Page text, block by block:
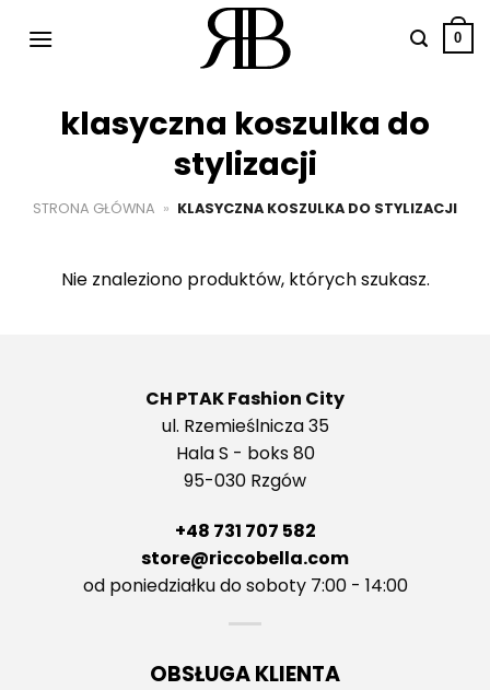
0
klasyczna koszulka do
stylizacji
STRONA GŁÓWNA » KLASYCZNA KOSZULKA DO STYLIZACJI
Nie znaleziono produktów, których szukasz.
CH PTAK Fashion City
ul. Rzemieślnicza 35
Hala S - boks 80
95-030 Rzgów
+48 731 707 582
store@riccobella.com
od poniedziałku do soboty 7:00 - 14:00
OBSŁUGA KLIENTA